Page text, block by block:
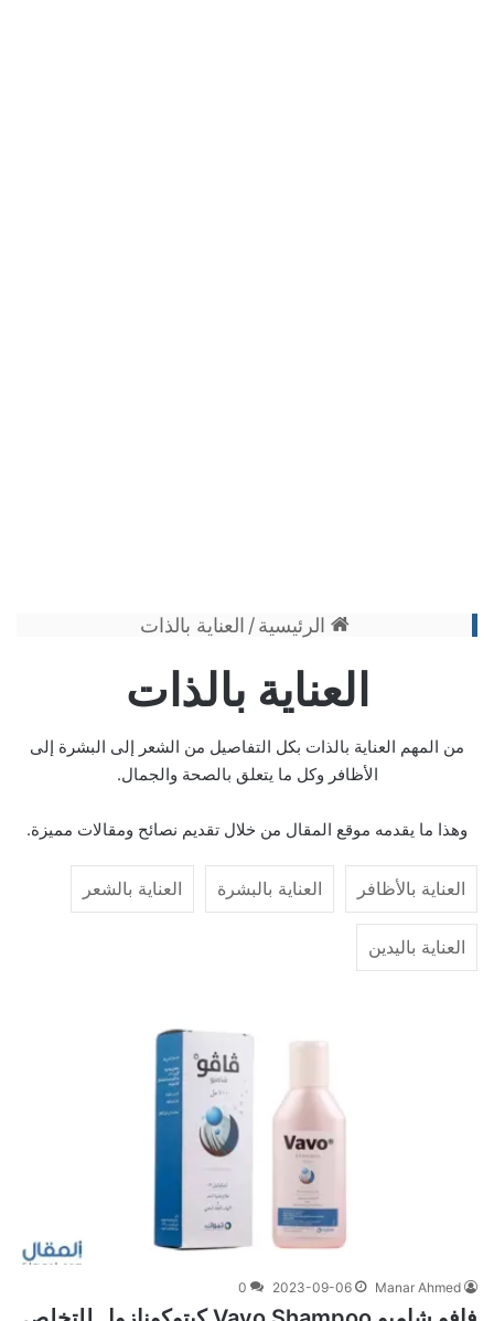
الرئيسية / العناية بالذات
العناية بالذات
من المهم العناية بالذات بكل التفاصيل من الشعر إلى البشرة إلى
الأظافر وكل ما يتعلق بالصحة والجمال.
وهذا ما يقدمه موقع المقال من خلال تقديم نصائح ومقالات مميزة.
العناية بالأظافر العناية بالبشرة العناية بالشعر
العناية باليدين
Manar Ahmed
2023-09-06
0